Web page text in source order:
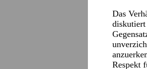
Das
diskutiert
Respekt